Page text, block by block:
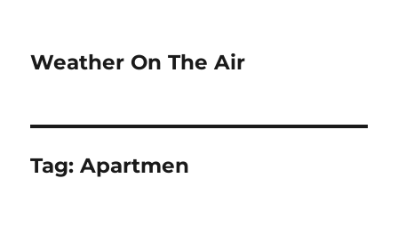
Weather On The Air
Tag:Apartmen